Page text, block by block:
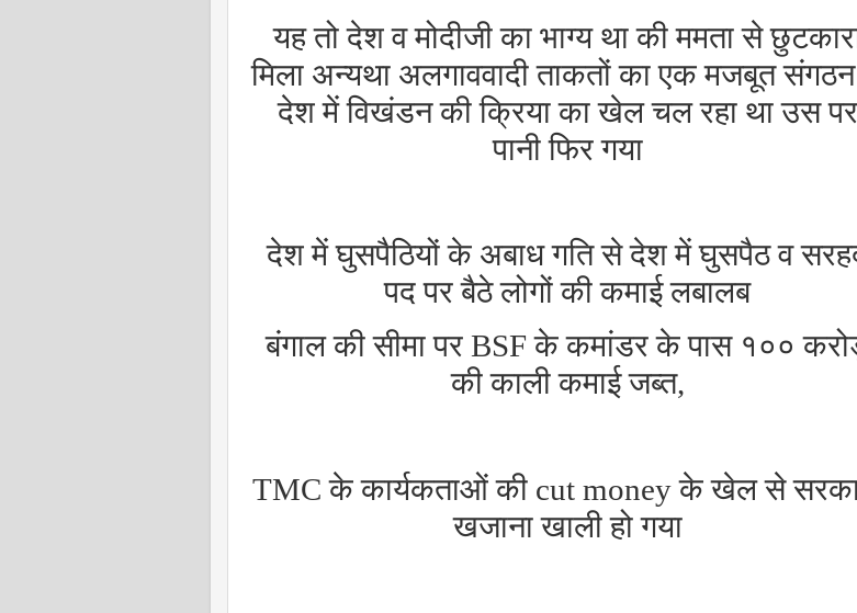
यह तो देश व मोदीजी का भाग्य था की ममता से
मिला अन्यथा अलगाववादी ताकतों का एक मजबूत
देश में विखंडन की क्रिया का खेल चल रहा था उस पर
पानी फिर गया
देश में घुसपैठियों के अबाध गति से देश में घुसपैठ व
पद पर बैठे लोगों की कमाई लबालब
बंगाल की सीमा पर BSFके कमांडर के पास १००
की काली कमाई जब्त,
TMCके कार्यकताओं की cut moneyके खेल से
खजाना खाली हो गया